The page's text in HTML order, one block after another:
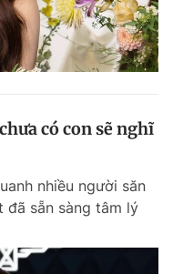
có con sẽ nghĩ
nhiều người săn
đã sẵn sàng tâm lý